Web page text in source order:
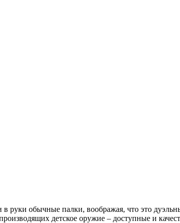
руки обычные палки, воображая, что это
детское оружие – доступные и